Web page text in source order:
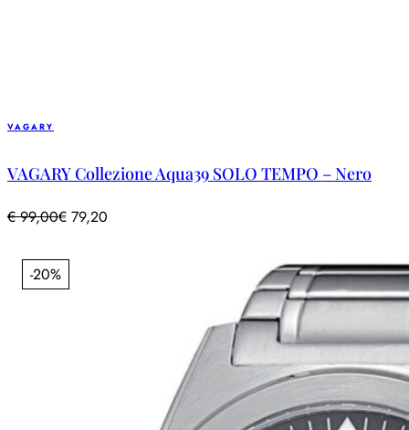
VAGARY
VAGARY Collezione Aqua39 SOLO TEMPO – Nero
€99,00€ 79,20
-20%